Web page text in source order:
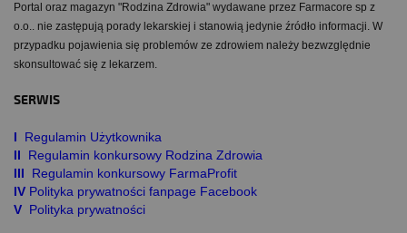
Portal oraz magazyn "Rodzina Zdrowia" wydawane przez Farmacore sp z
o.o.. nie zastępują porady lekarskiej i stanowią jedynie źródło informacji. W
przypadku pojawienia się problemów ze zdrowiem należy bezwzględnie
skonsultować się z lekarzem.
SERWIS
I Regulamin Użytkownika
II
Regulamin konkursowy Rodzina Zdrowia
III
Regulamin konkursowy FarmaProfit
IV Polityka prywatności fanpage Facebook
V Polityka prywatności